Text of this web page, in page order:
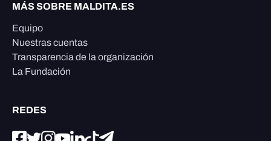
MÁS SOBRE MALDITA.ES
Equipo
Nuestras cuentas
Transparencia de la organización
La Fundación
REDES